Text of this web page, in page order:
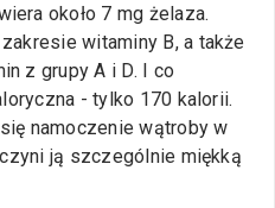
około 7 mg żelaza.
witaminy B, a także
z grupy A i D. I co
- tylko 170 kalorii.
namoczenie wątroby w
ją szczególnie miękką